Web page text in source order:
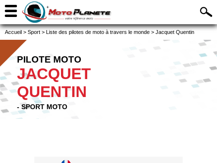
Accueil > Sport > Liste des pilotes de moto à travers le monde > Jacquet Quentin
PILOTE MOTO
JACQUET
QUENTIN
- SPORT MOTO